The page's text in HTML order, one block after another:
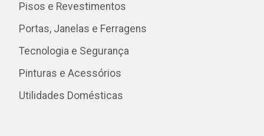
Pisos e Revestimentos
Portas, Janelas e Ferragens
Tecnologia e Segurança
Pinturas e Acessórios
Utilidades Domésticas